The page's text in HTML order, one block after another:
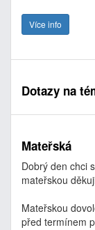
Více info
Dotazy na
Mateřská
Dobrý den chci
mateřskou
Mateřskou
před termínem